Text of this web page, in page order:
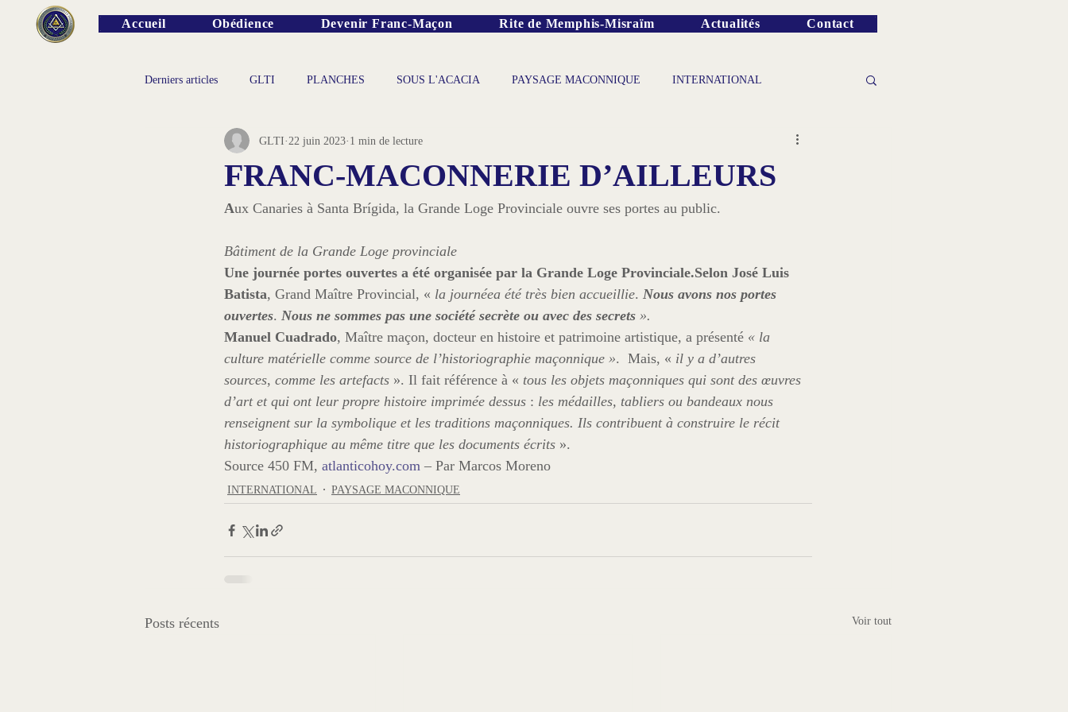
Accueil Obédience Devenir Franc-Maçon Rite de Memphis-Misraïm Actualités Contact
Derniers articles GLTI PLANCHES SOUS L'ACACIA PAYSAGE MACONNIQUE INTERNATIONAL
PERSONNALITES
FRANC-MACONNERIE D’AILLEURS
GLTI 22 juin 2023 1 min de lecture
A
Bâtiment de la Grande Loge provinciale
Une journée portes ouvertes a été organisée par la Grande Loge Provinciale.Selon José Luis
Batista, Grand Maître Provincial, « la journéea été très bien accueillie. Nous avons nos portes
ouvertes. Nous ne sommes pas une société secrète ou avec des secrets ».
Manuel Cuadrado, Maître maçon, docteur en histoire et patrimoine artistique, a présenté « la
culture matérielle comme source de l’historiographie maçonnique ».  Mais, « il y a d’autres
sources, comme les artefacts ». Il fait référence à « tous les objets maçonniques qui sont des œuvres
d’art et qui ont leur propre histoire imprimée dessus : les médailles, tabliers ou bandeaux nous
renseignent sur la symbolique et les traditions maçonniques. Ils contribuent à construire le récit
historiographique au même titre que les documents écrits ».
Source 450 FM, atlanticohoy.com – Par Marcos Moreno
INTERNATIONAL PAYSAGE MACONNIQUE
Posts récents Voir tout